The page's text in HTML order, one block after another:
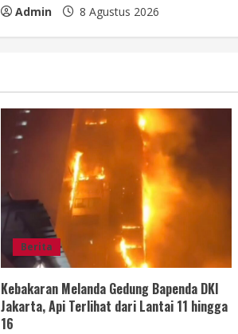
Admin 8 Agustus 2026
Berita
Kebakaran Melanda Gedung Bapenda DKI
Jakarta, Api Terlihat dari Lantai 11 hingga
16